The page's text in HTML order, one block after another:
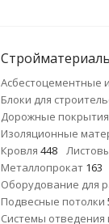
Асбестоцементные
Блоки для
Дорожные покрытия
Изоляционные
Кровля 448
Металлопрокат 163
Оборудование для
Подвесные потолки
Системы отведения